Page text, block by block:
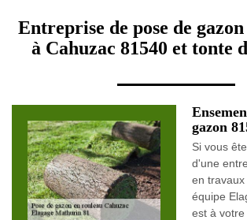
Entreprise de pose de
à Cahuzac 81540 et tonte
gazon
Si vous
d'une
en
équipe
est à